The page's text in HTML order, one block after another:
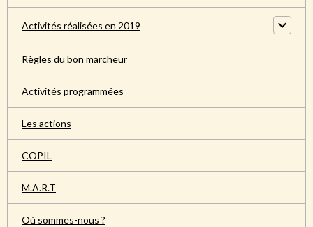
Activités réalisées en 2019
Règles du bon marcheur
Activités programmées
Les actions
COPIL
M.A.R.T
Où sommes-nous ?